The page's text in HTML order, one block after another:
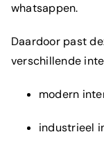
whatsappen.
Daardoor past
verschillende
modern
industrieel